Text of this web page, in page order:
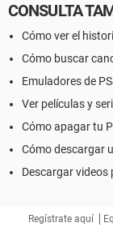
CONSULTA
Cómo ver el
Cómo buscar
Emuladores de
Ver películas y
Cómo apagar tu
Cómo descargar
Descargar videos
Regístrate aquí